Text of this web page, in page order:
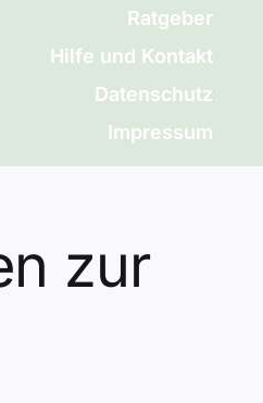
Ratgeber
Hilfe und Kontakt
Datenschutz
Impressum
zur